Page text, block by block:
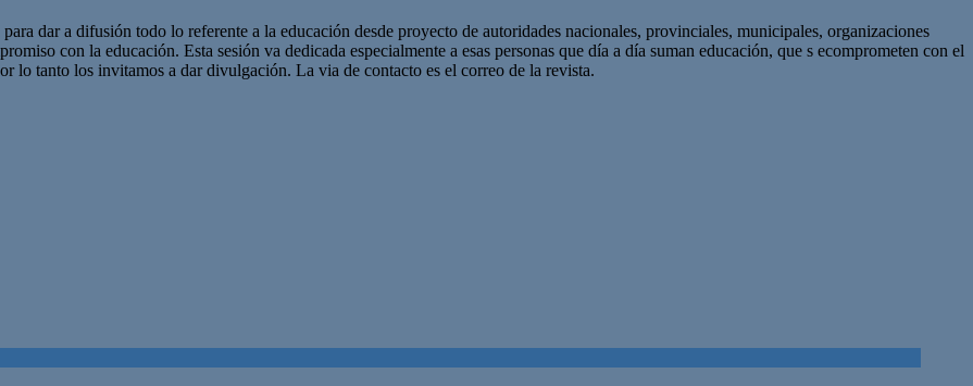
dar a difusión todo lo referente a la educación desde proyecto de autoridades nacionales, provinciales, municipales, organizaciones
con la educación. Esta sesión va dedicada especialmente a esas personas que día a día suman educación, que s ecomprometen con el
lo tanto los invitamos a dar divulgación. La via de contacto es el correo de la revista.